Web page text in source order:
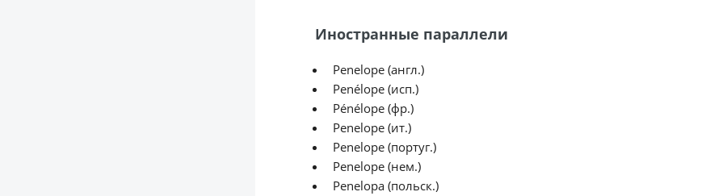
Иностранные параллели
Penelope (англ.)
Penélope (исп.)
Pénélope (фр.)
Penelope (ит.)
Penelope (португ.)
Penelope (нем.)
Penelopa (польск.)